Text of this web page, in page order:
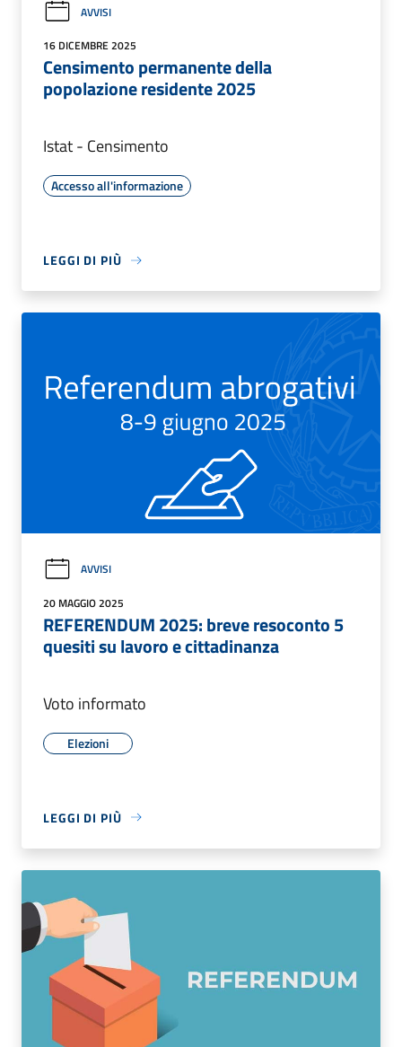
AVVISI
16 DICEMBRE 2025
Censimento permanente della
popolazione residente 2025
Istat - Censimento
Accesso all'informazione
LEGGI DI PIÙ
AVVISI
20 MAGGIO 2025
REFERENDUM 2025: breve resoconto 5
quesiti su lavoro e cittadinanza
Voto informato
Elezioni
LEGGI DI PIÙ